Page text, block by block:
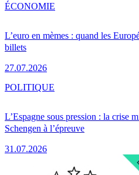
L’euro en mèmes : quand les
billets
27.07.2026
ÉCONOMIE
L’Espagne sous pression : la crise
Schengen à l’épreuve
31.07.2026
POLITIQUE